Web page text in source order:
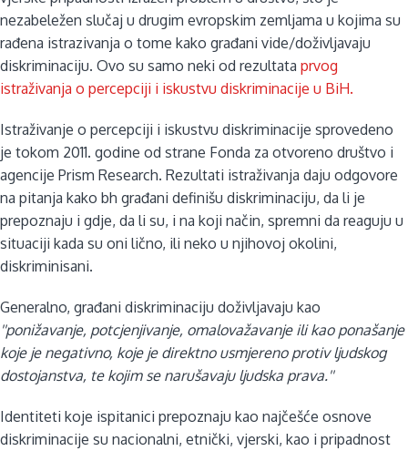
nezabeležen slučaj u drugim evropskim zemljama u kojima su
rađena istrazivanja o tome kako građani vide/doživljavaju
diskriminaciju. Ovo su samo neki od rezultata prvog
istraživanja o percepciji i iskustvu diskriminacije u BiH.
Istraživanje o percepciji i iskustvu diskriminacije sprovedeno
je tokom 2011. godine od strane Fonda za otvoreno društvo i
agencije Prism Research. Rezultati istraživanja daju odgovore
na pitanja kako bh građani definišu diskriminaciju, da li je
prepoznaju i gdje, da li su, i na koji način, spremni da reaguju u
situaciji kada su oni lično, ili neko u njihovoj okolini,
diskriminisani.
Generalno, građani diskriminaciju doživljavaju kao
''ponižavanje, potcjenjivanje, omalovažavanje ili kao ponašanje
koje je negativno, koje je direktno usmjereno protiv ljudskog
dostojanstva, te kojim se narušavaju ljudska prava.''
Identiteti koje ispitanici prepoznaju kao najčešće osnove
diskriminacije su nacionalni, etnički, vjerski, kao i pripadnost